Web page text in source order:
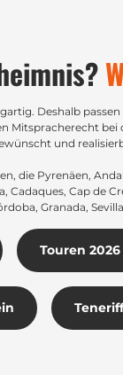
Deshalb
Mitspracherecht
und
die Pyrenäen,
Cadaques, Cap de
Granada,
Touren 2026